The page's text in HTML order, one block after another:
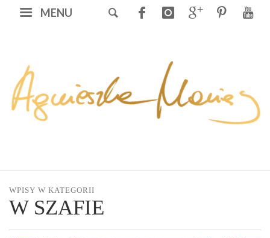
MENU
WPISY W KATEGORII
W SZAFIE